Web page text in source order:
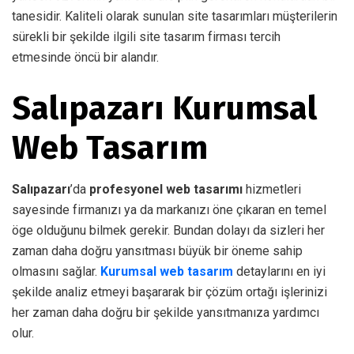
tanesidir. Kaliteli olarak sunulan site tasarımları müşterilerin
sürekli bir şekilde ilgili site tasarım firması tercih
etmesinde öncü bir alandır.
Salıpazarı Kurumsal
Web Tasarım
Salıpazarı’da profesyonel web tasarımı hizmetleri
sayesinde firmanızı ya da markanızı öne çıkaran en temel
öge olduğunu bilmek gerekir. Bundan dolayı da sizleri her
zaman daha doğru yansıtması büyük bir öneme sahip
olmasını sağlar. Kurumsal web tasarım detaylarını en iyi
şekilde analiz etmeyi başararak bir çözüm ortağı işlerinizi
her zaman daha doğru bir şekilde yansıtmanıza yardımcı
olur.